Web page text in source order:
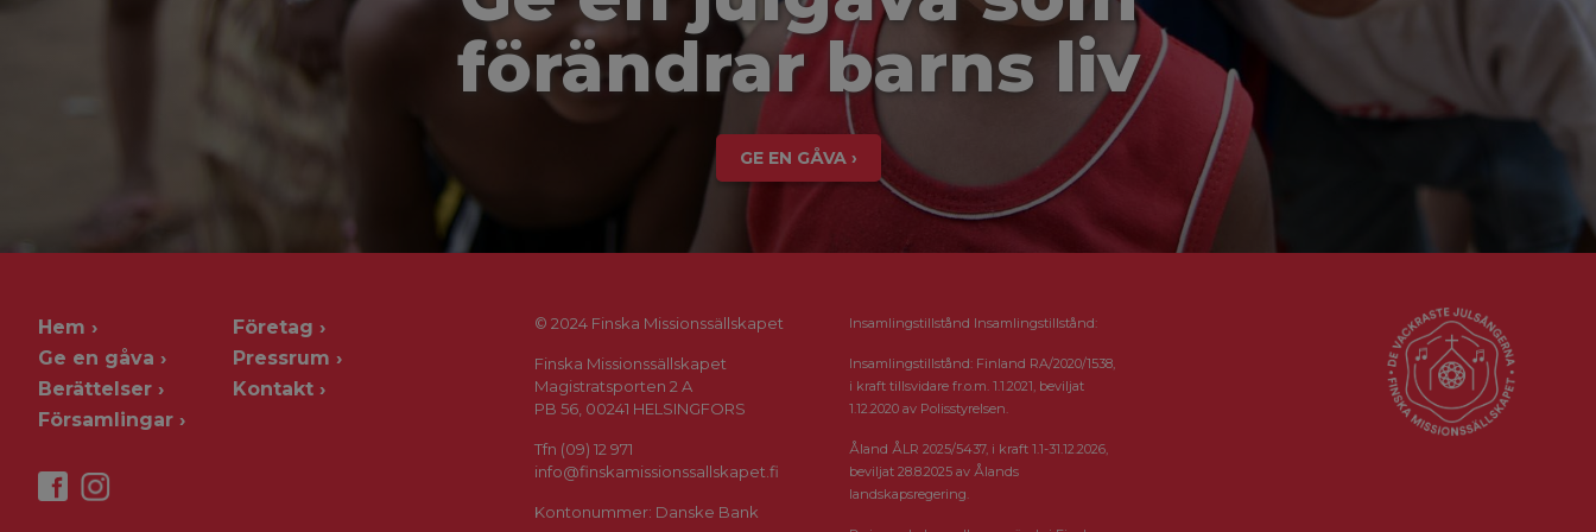
förändrar barns liv
GE EN GÅVA ›
Hem
Ge en gåva
Berättelser
Församlingar
Företag
Pressrum
Kontakt
© 2024 Finska Missionssällskapet
Finska Missionssällskapet
Magistratsporten 2 A
PB 56, 00241 HELSINGFORS
Tfn (09) 12 971
info@finskamissionssallskapet.fi
Kontonummer: Danske Bank
Insamlingstillstånd Insamlingstillstånd:
Insamlingstillstånd: Finland RA/2020/1538,
i kraft tillsvidare fr.o.m. 1.1.2021, beviljat
1.12.2020 av Polisstyrelsen.
Åland ÅLR 2025/5437, i kraft 1.1-31.12.2026,
beviljat 28.8.2025 av Ålands
landskapsregering.